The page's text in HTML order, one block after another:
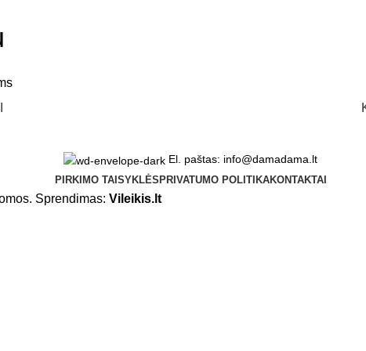
El. paštas: info@damadama.lt
PIRKIMO TAISYKLĖSPRIVATUMO POLITIKAKONTAKTAI
Sprendimas: Vileikis.lt